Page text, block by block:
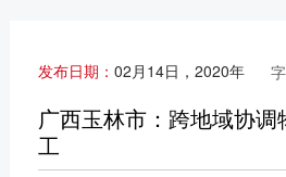
新能源动力
玉柴已在全球拥有完善服
司始建于1951年，是一
家以动力系统为圆心、实
施同心多元化发展的国有
大型企业集团。公司旗下
发布日期： 02月14日，2020年
广西玉林市：跨地域协
工